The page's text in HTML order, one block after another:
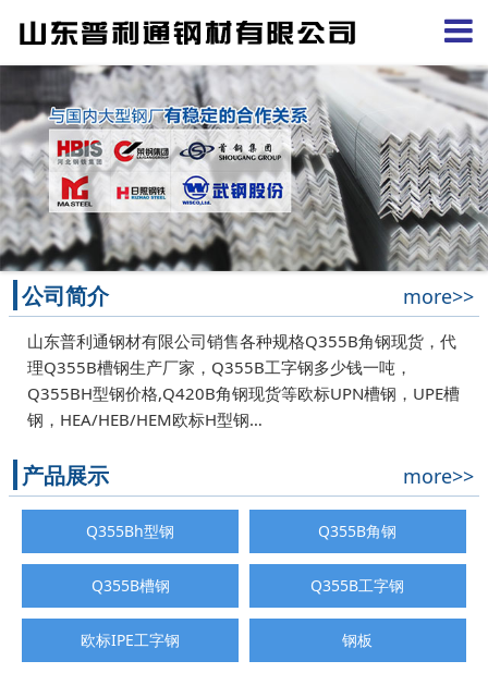
公司简介 more>>
山东普利通钢材有限公司销售各种规格Q355B角钢现货，代
理Q355B槽钢生产厂家，Q355B工字钢多少钱一吨，
Q355BH型钢价格,Q420B角钢现货等欧标UPN槽钢，UPE槽
钢，HEA/HEB/HEM欧标H型钢…
产品展示 more>>
Q355Bh型钢 Q355B角钢
Q355B槽钢 Q355B工字钢
欧标IPE工字钢 钢板